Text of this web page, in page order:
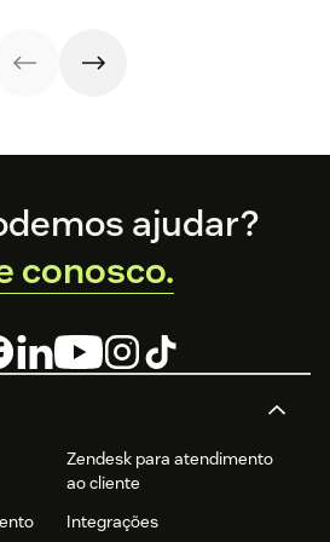
Zendesk para atendimento
ao cliente
Integrações
ajudar?
conosco.